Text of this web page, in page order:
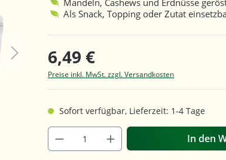
Als Snack, Topping oder Zutat
6,49 €
Preise inkl. MwSt. zzgl. Versandkosten
Sofort verfügbar, Lieferzeit: 1-4 Tage
In den